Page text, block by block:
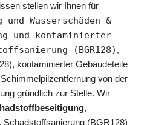
stellen wir Ihnen für
Wasserschäden &
und kontaminierter
(BGR128) ,
kontaminierter Gebäudeteile
von der
gründlich zur Stelle. Wir
,
Schadstoffsanierung (BGR128)